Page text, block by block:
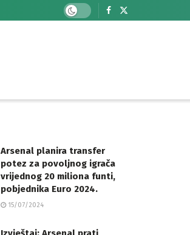
Arsenal planira transfer
potez za povoljnog igrača
vrijednog 20 miliona funti,
pobjednika Euro 2024.
15/07/2024